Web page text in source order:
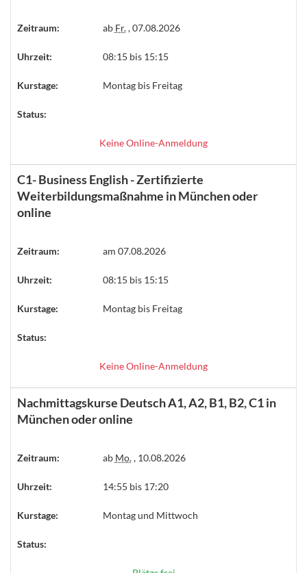
Zeitraum: ab Fr., 07.08.2026
Uhrzeit: 08:15 bis 15:15
Kurstage: Montag bis Freitag
Status:
Keine Online-Anmeldung
C1- Business English - Zertifizierte
Weiterbildungsmaßnahme in München oder
online
Zeitraum: am 07.08.2026
Uhrzeit: 08:15 bis 15:15
Kurstage: Montag bis Freitag
Status:
Keine Online-Anmeldung
Nachmittagskurse Deutsch A1, A2, B1, B2, C1 in
München oder online
Zeitraum: ab Mo., 10.08.2026
Uhrzeit: 14:55 bis 17:20
Kurstage: Montag und Mittwoch
Status: